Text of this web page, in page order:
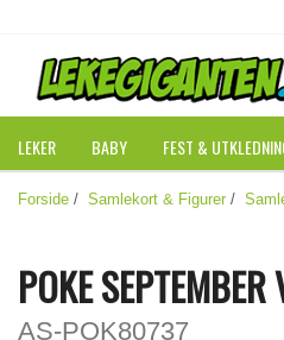
LEKER BABY FEST &
Forside / Samlekort & Figurer /
POKE SEPTEMBER
AS-POK80737